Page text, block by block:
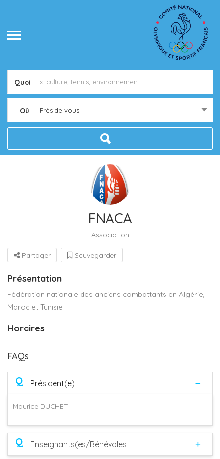
Quoi
Où Près de vous
FNACA
Association
Partager Sauvegarder
Présentation
Fédération nationale des anciens combattants en Algérie,
Maroc et Tunisie
Horaires
FAQs
Q Président(e)
Maurice DUCHET
Q Enseignants(es/Bénévoles